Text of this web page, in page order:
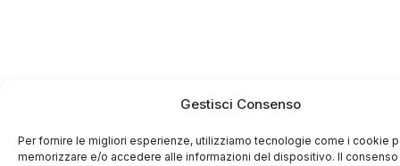
Gestisci Consenso
Per fornire le migliori esperienze, utilizziamo tecnologie come i cookie
memorizzare e/o accedere alle informazioni del dispositivo. Il